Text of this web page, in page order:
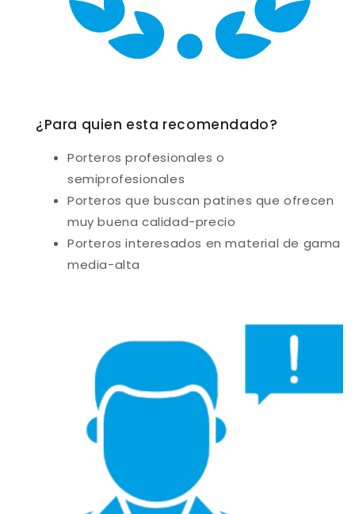
¿Para quien esta recomendado?
Porteros profesionales o
semiprofesionales
Porteros que buscan patines que ofrecen
muy buena calidad-precio
Porteros interesados en material de gama
media-alta